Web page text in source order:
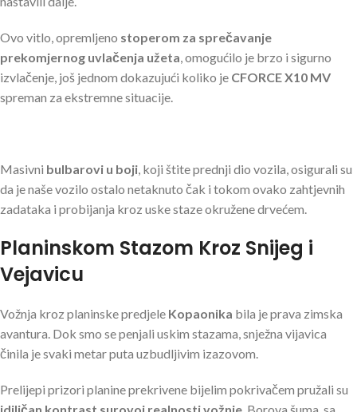
Ovo vitlo, opremljeno stoperom za sprečavanje
prekomjernog uvlačenja užeta, omogućilo je brzo i sigurno
izvlačenje, još jednom dokazujući koliko je CFORCE X10 MV
spreman za ekstremne situacije.
Masivni bulbarovi u boji, koji štite prednji dio vozila, osigurali su
da je naše vozilo ostalo netaknuto čak i tokom ovako zahtjevnih
zadataka i probijanja kroz uske staze okružene drvećem.
Planinskom Stazom Kroz Snijeg i
Vejavicu
Vožnja kroz planinske predjele Kopaonika bila je prava zimska
avantura. Dok smo se penjali uskim stazama, snježna vijavica
činila je svaki metar puta uzbudljivim izazovom.
Prelijepi prizori planine prekrivene bijelim pokrivačem pružali su